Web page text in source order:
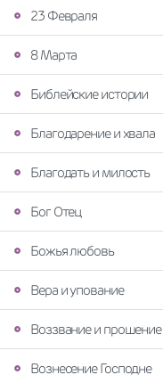
23 Февраля
8 Марта
Библейские истории
Благодарение и хвала
Благодать и милость
Бог Отец
Божья любовь
Вера и упование
Воззвание и прошение
Вознесение Господне